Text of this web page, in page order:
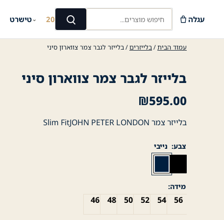
טישרט⌄ קיץ 2026 חיפוש מוצרים...
חיפוש עגלה
עמוד הבית/בלייזרים/ בלייזר לגבר צמר צווארון סיני
בלייזר לגבר צמר צווארון סיני
₪595.00
בלייזר צמר Slim FitJOHN PETER LONDON
צבע נייבי
מידה
46 48 50 52 54 56